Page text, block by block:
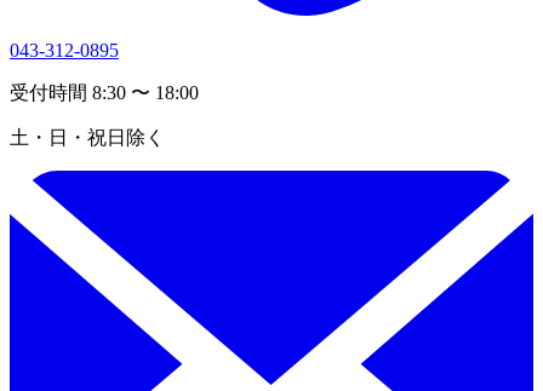
043-312-0895
受付時間 8:30 〜 18:00
土・日・祝日除く